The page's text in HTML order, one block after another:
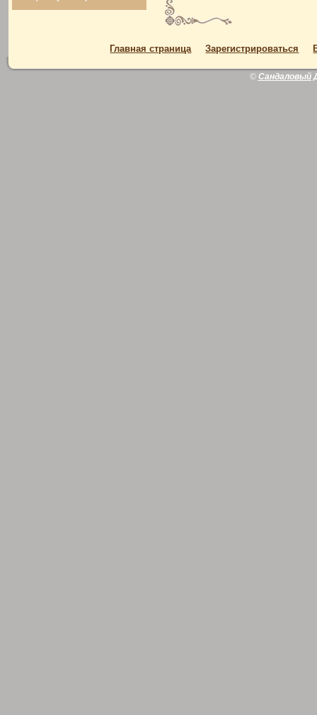
Главная страница Зарегистрироваться
© Сандаловый